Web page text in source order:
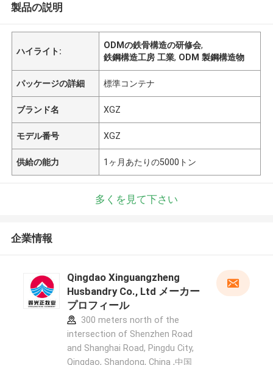
製品の説明
ハイライト:
ODMの鉄骨構造の研修会,
鉄鋼構造工房 工業, ODM 製鋼構造物
パッケージの詳細 標準コンテナ
ブランド名 XGZ
モデル番号 XGZ
供給の能力 1ヶ月あたりの5000トン
多くを見て下さい
企業情報
Qingdao Xinguangzheng
Husbandry Co., Ltd メーカー
プロフィール
300 meters north of the
intersection of Shenzhen Road
and Shanghai Road, Pingdu City,
Qingdao, Shandong, China ,中国